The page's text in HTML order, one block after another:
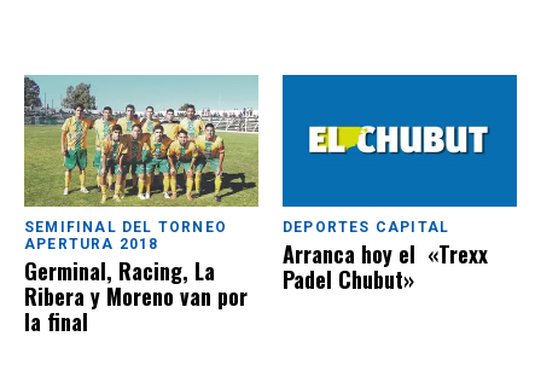
SEMIFINAL DEL TORNEO
APERTURA 2018
Germinal, Racing, La
Ribera y Moreno van por
la final
DEPORTES CAPITAL
Arranca hoy el «Trexx
Padel Chubut»